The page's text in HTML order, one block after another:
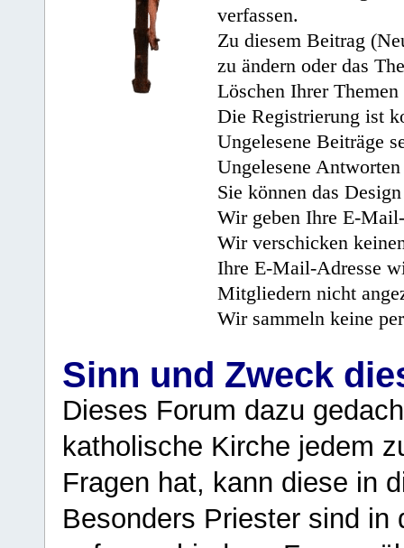
verfassen.
Zu diesem Beitrag
zu ändern oder das
Löschen Ihrer
Die Registrierung ist
Ungelesene Beiträge
Ungelesene
Sie können das
Wir geben Ihre E-
Wir verschicken
Ihre E-Mail-Adresse
Mitgliedern nicht
Wir sammeln keine
Sinn und Zweck
Dieses Forum dazu
katholische Kirche jedem
Fragen hat, kann diese in
Besonders Priester sind in